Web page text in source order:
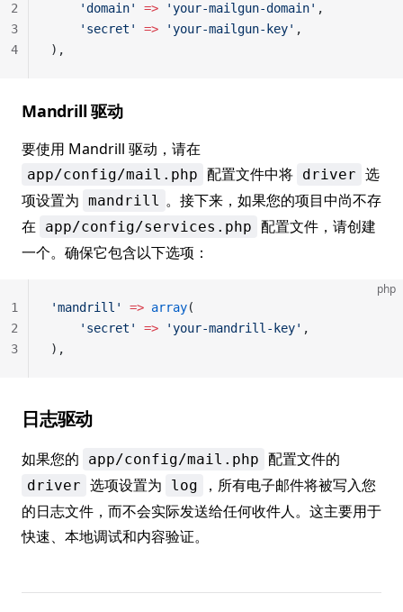
	'domain'
=> 'your-mailgun-domain' ,
	'secret'
=> 'your-mailgun-key' ,
),
2
3
4
Mandrill 驱动
要使用 Mandrill 驱动，请在
app/config/mail.php 配置文件中将 driver 选
项设置为 mandrill 。接下来，如果您的项目中尚不存
在
app/config/services.php 配置文件，请创建
一个。确保它包含以下选项：
php
'mandrill' => array(
	'secret'
=> 'your-mandrill-key' ,
),
1
2
3
日志驱动
如果您的 app/config/mail.php 配置文件的
driver 选项设置为 log
，所有电子邮件将被写入您
的日志文件，而不会实际发送给任何收件人。这主要用于
快速、本地调试和内容验证。